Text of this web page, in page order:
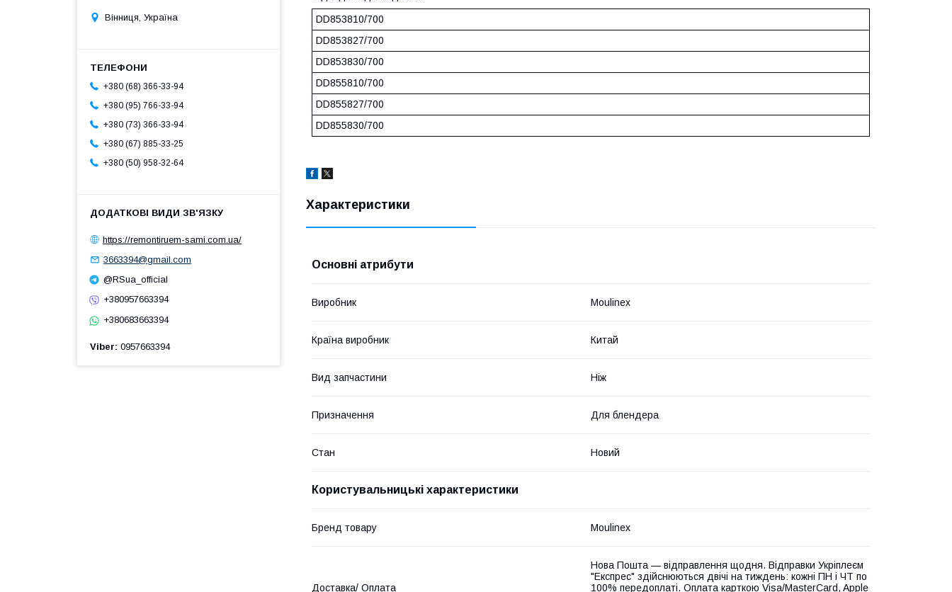
DD853810/700
DD853827/700
DD853830/700
DD855810/700
DD855827/700
DD855830/700
Характеристики
Основні атрибути
Виробник Moulinex
Країна виробник Китай
Вид запчастини Ніж
Призначення Для блендера
Стан Новий
Користувальницькі характеристики
Бренд товару Moulinex
Доставка/ Оплата
Нова Пошта — відправлення щодня. Відправки Укріплеєм
"Експрес" здійснюються двічі на тиждень: кожні ПН і ЧТ по
100% передоплаті. Оплата карткою Visa/MasterCard, Apple
Вінниця, Україна
+380 (68) 366-33-94
+380 (95) 766-33-94
+380 (73) 366-33-94
+380 (67) 885-33-25
+380 (50) 958-32-64
https://remontiruem-sami.com.ua/
3663394@gmail.com
@RSua_official
+380957663394
+380683663394
Viber 0957663394